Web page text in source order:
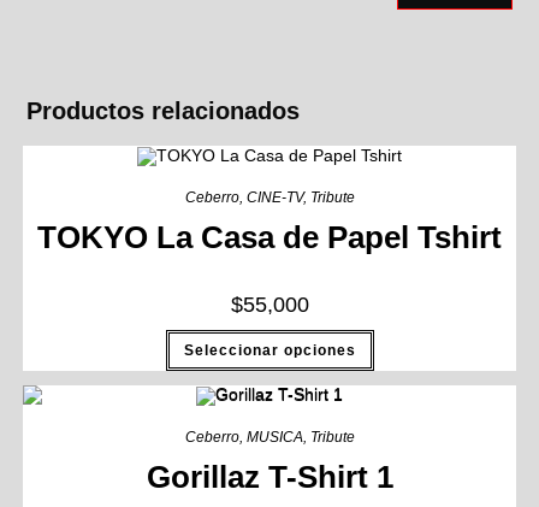
Productos relacionados
Ceberro, CINE-TV, Tribute
TOKYO La Casa de Papel Tshirt
$55,000
Seleccionar opciones
Ceberro, MUSICA Tribute
Gorillaz T-Shirt 1